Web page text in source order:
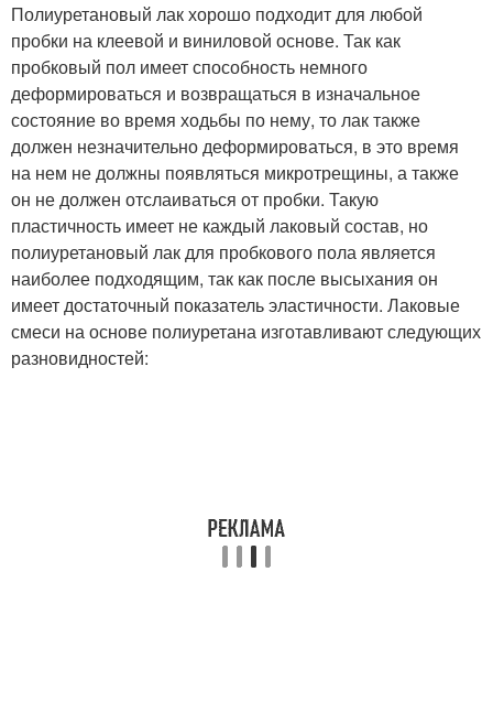
Полиуретановый лак хорошо подходит для любой
пробки на клеевой и виниловой основе. Так как
пробковый пол имеет способность немного
деформироваться и возвращаться в изначальное
состояние во время ходьбы по нему, то лак также
должен незначительно деформироваться, в это время
на нем не должны появляться микротрещины, а также
он не должен отслаиваться от пробки. Такую
пластичность имеет не каждый лаковый состав, но
полиуретановый лак для пробкового пола является
наиболее подходящим, так как после высыхания он
имеет достаточный показатель эластичности. Лаковые
смеси на основе полиуретана изготавливают следующих
разновидностей: